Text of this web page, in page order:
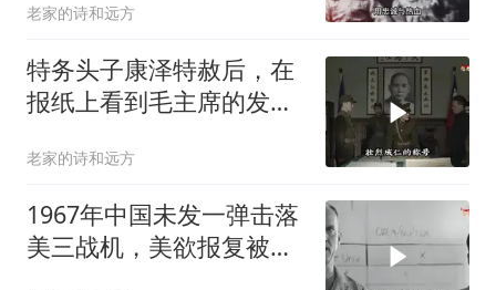
老家的诗和远方
特务头子康泽特赦后，在
报纸上看到毛主席的发
老家的诗和远方
1967年中国未发一弹击落
美三战机，美欲报复被毛